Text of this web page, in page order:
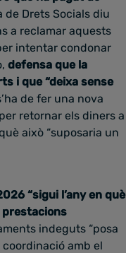
de Drets Socials diu
a reclamar aquests
intentar condonar
defensa que la
i que “deixa sense
de fer una nova
retornar els diners a
això “suposaria un
“sigui l’any en què
prestacions
indeguts “posa
amb el